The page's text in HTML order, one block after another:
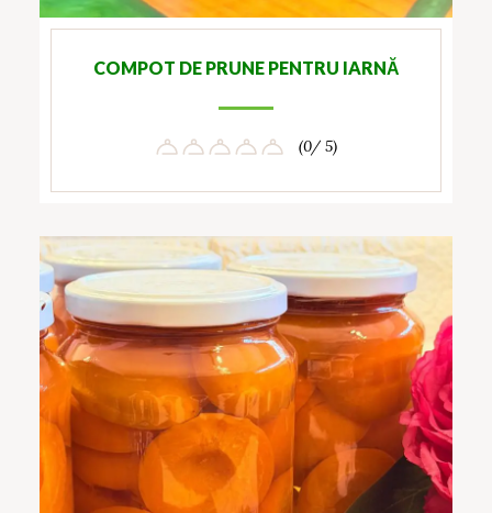
COMPOT DE PRUNE PENTRU IARNĂ
(0/ 5)